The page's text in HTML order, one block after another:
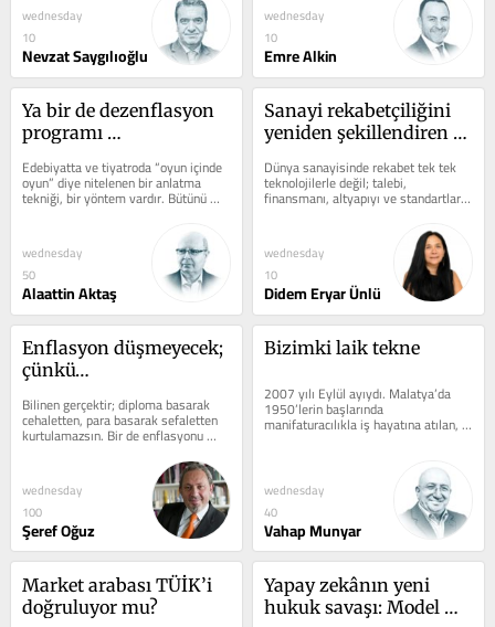
wednesday
10
Nevzat Saygılıoğlu
wednesday
10
Emre Alkin
Ya bir de dezenflasyon
programı
Edebiyatta ve tiyatroda “oyun içinde
oyun” diye nitelenen bir anlatma
tekniği, bir yöntem vardır. Bütünü
oluşturan oyuncular, karakterler,...
wednesday
50
Alaattin Aktaş
Sanayi rekabetçiliğini
yeniden şekillendiren 6
Dünya sanayisinde rekabet tek tek
teknolojilerle değil; talebi,
finansmanı, altyapıyı ve standartları
aynı sistem içinde buluşturabilen...
wednesday
10
Didem Eryar Ünlü
Enflasyon düşmeyecek;
çünkü…
Bilinen gerçektir; diploma basarak
cehaletten, para basarak sefaletten
kurtulamazsın. Bir de enflasyonu
wednesday
100
Şeref Oğuz
Bizimki laik tekne
2007 yılı Eylül ayıydı. Malatya’da
1950’lerin başlarında
manifaturacılıkla iş hayatına atılan,
1957-1967 döneminde oto lastiği...
wednesday
40
Vahap Munyar
Market arabası TÜİK’i
doğruluyor mu?
Yapay zekânın yeni
hukuk savaşı: Model